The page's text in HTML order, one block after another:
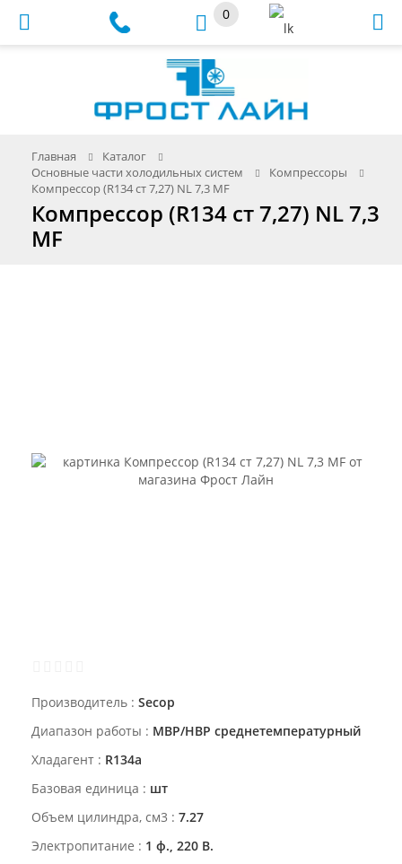
0
Главная
Каталог
Основные части холодильных систем
Компрессоры
Компрессор (R134 ст 7,27) NL 7,3 MF
Компрессор (R134 ст 7,27) NL 7,3
MF
Производитель
Secop
Диапазон работы
MBP/HBP среднетемпературный
Хладагент
R134a
Базовая единица
шт
Объем цилиндра, см3
7.27
Электропитание
1 ф., 220 В.